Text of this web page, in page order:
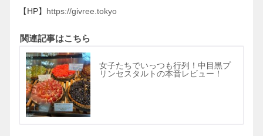
【HP】 https://givree.tokyo
関連記事はこちら
女子たちでいっつも行列！中目黒プ
リンセスタルトの本音レビュー！